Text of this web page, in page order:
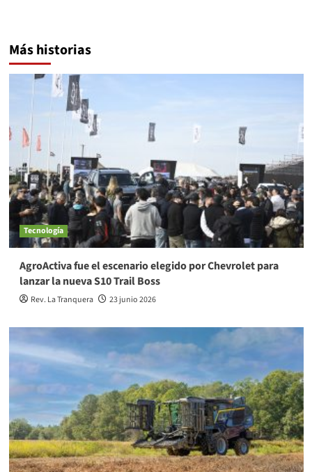
Más historias
Tecnología
AgroActiva fue el escenario elegido por Chevrolet para
lanzar la nueva S10 Trail Boss
Rev. La Tranquera 23 junio 2026